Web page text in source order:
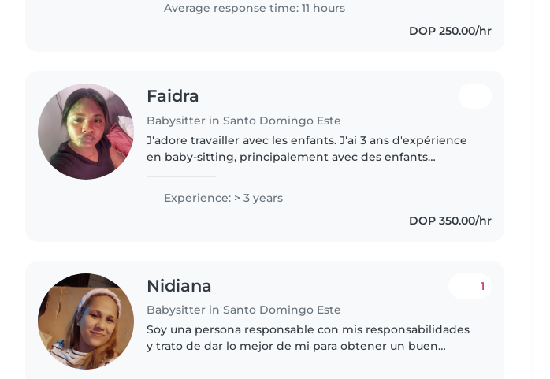
Average response time: 11 hours
DOP 250.00/hr
Faidra
Babysitter in Santo Domingo Este
J'adore travailler avec les enfants. J'ai 3 ans d'expérience
en baby-sitting, principalement avec des enfants
Experience: > 3 years
DOP 350.00/hr
Nidiana
Babysitter in Santo Domingo Este
1
Soy una persona responsable con mis responsabilidades
y trato de dar lo mejor de mi para obtener un buen